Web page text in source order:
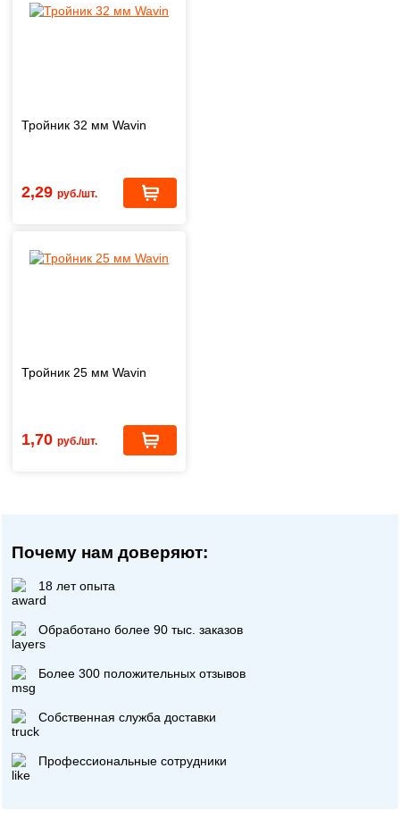
Тройник 32 мм Wavin
2,29 руб./шт.
Тройник 25 мм Wavin
1,70 руб./шт.
Почему нам доверяют:
18 лет опыта
Обработано более 90 тыс. заказов
Более 300 положительных отзывов
Собственная служба доставки
Профессиональные сотрудники